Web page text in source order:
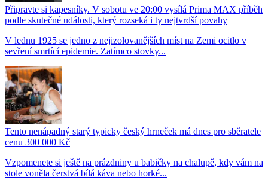
Připravte si kapesníky. V sobotu ve 20:00 vysílá Prima MAX příběh
podle skutečné události, který rozseká i ty nejtvrdší povahy
V lednu 1925 se jedno z nejizolovanějších míst na Zemi ocitlo v
sevření smrtící epidemie. Zatímco stovky...
Tento nenápadný starý typicky český hrneček má dnes pro sběratele
cenu 300 000 Kč
Vzpomenete si ještě na prázdniny u babičky na chalupě, kdy vám na
stole voněla čerstvá bílá káva nebo horké...